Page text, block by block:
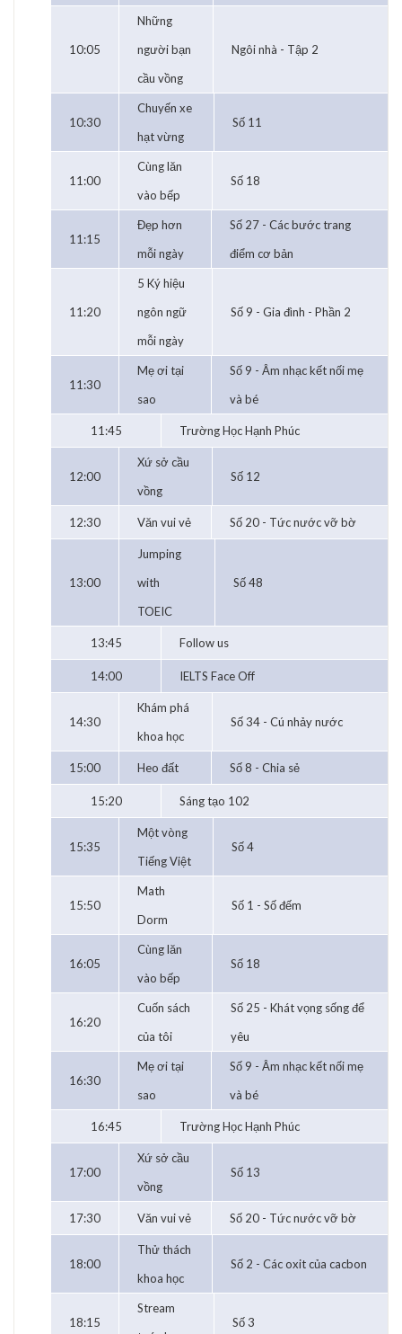
10:05
Những
người bạn
cầu vồng
Ngôi nhà - Tập 2
10:30
Chuyến xe
hạt vừng
Số 11
11:00
Cùng lăn
vào bếp
Số 18
11:15
Đẹp hơn
mỗi ngày
Số 27 - Các bước trang
điểm cơ bản
11:20
5 Ký hiệu
ngôn ngữ
mỗi ngày
Số 9 - Gia đình - Phần 2
11:30
Mẹ ơi tại
sao
Số 9 - Âm nhạc kết nối mẹ
và bé
11:45 Trường Học Hạnh Phúc
12:00
Xứ sở cầu
vồng
Số 12
12:30 Văn vui vẻ Số 20 - Tức nước vỡ bờ
13:00
Jumping
with
TOEIC
Số 48
13:45 Follow us
14:00 IELTS Face Off
14:30
Khám phá
khoa học
Số 34 - Cú nhảy nước
15:00 Heo đất Số 8 - Chia sẻ
15:20 Sáng tạo 102
15:35
Một vòng
Tiếng Việt
Số 4
15:50
Math
Dorm
Số 1 - Số đếm
16:05
Cùng lăn
vào bếp
Số 18
16:20
Cuốn sách
của tôi
Số 25 - Khát vọng sống để
yêu
16:30
Mẹ ơi tại
sao
Số 9 - Âm nhạc kết nối mẹ
và bé
16:45 Trường Học Hạnh Phúc
17:00
Xứ sở cầu
vồng
Số 13
17:30 Văn vui vẻ Số 20 - Tức nước vỡ bờ
18:00
Thử thách
khoa học
Số 2 - Các oxit của cacbon
18:15
Stream
Số 3